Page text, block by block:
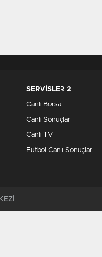
SERVİSLER 2
Canlı Borsa
Canlı Sonuçlar
Canlı TV
Futbol Canlı Sonuçlar